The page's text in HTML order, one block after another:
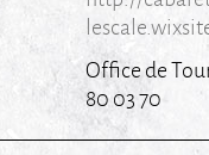
Office de
80 03 70